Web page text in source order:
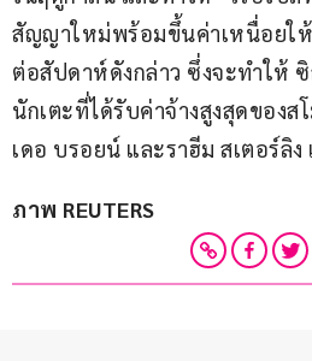
สัญญาใหม่พร้อมขึ้นค่าเหนื่อยใ
ต่อสัปดาห์ดังกล่าว ซึ่งจะทำให้
นักเตะที่ได้รับค่าจ้างสูงสุดของส
เดอ บรอยน์ และราฮีม สเตอร์ลิง
ภาพ REUTERS